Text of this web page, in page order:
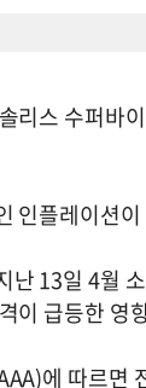
리스 수퍼바
인플레이션
난 13일 4월
이 급등한 영
에 따르면